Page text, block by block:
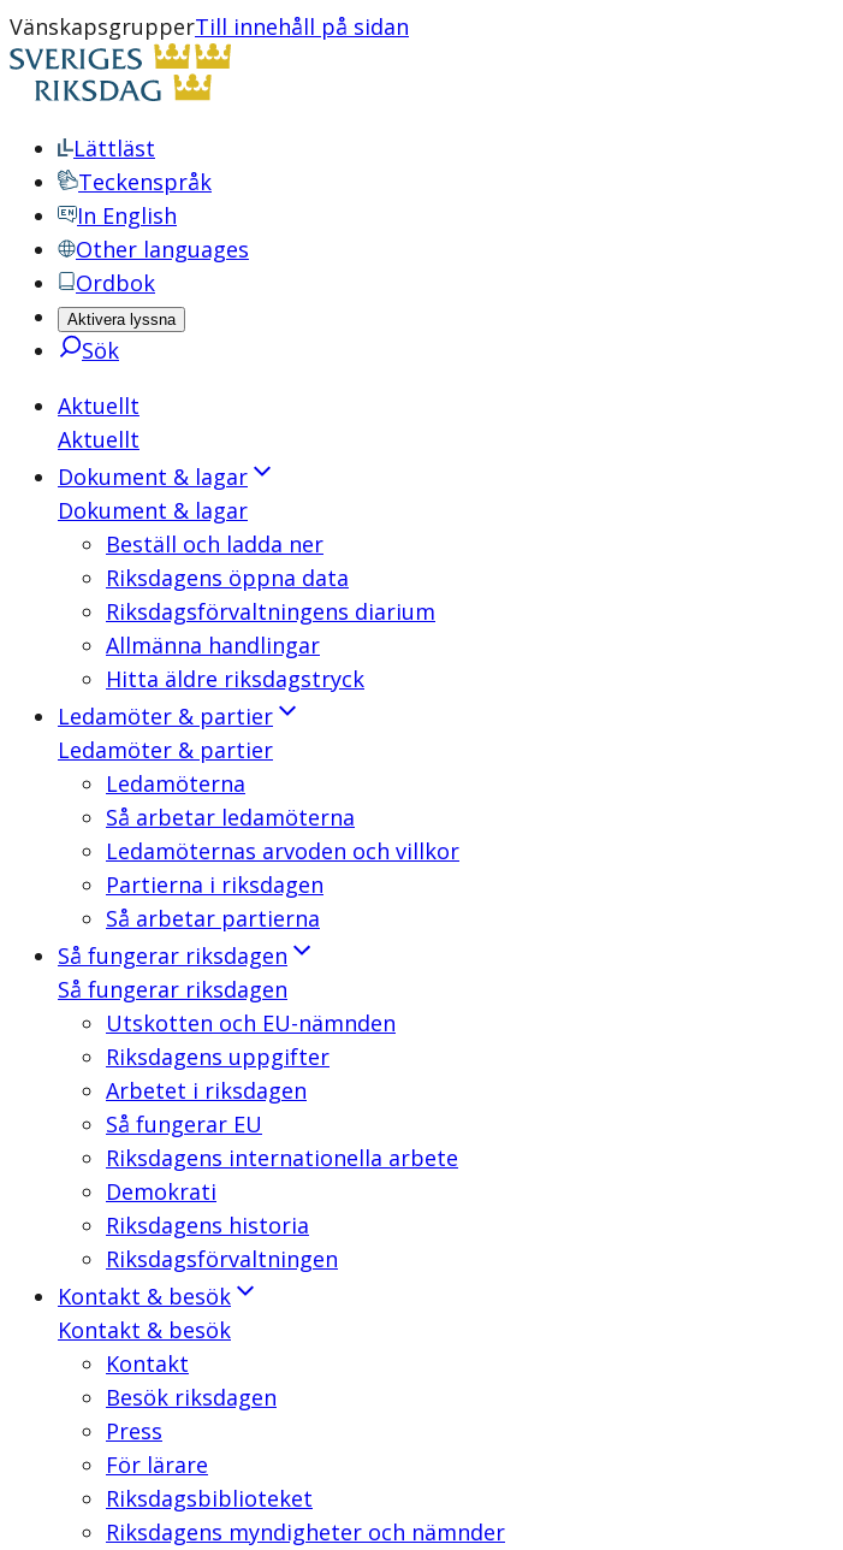
VänskapsgrupperTill innehåll på sidan
Lättläst
Teckenspråk
In English
Other languages
Ordbok
Aktivera lyssna
Sök
Aktuellt
Aktuellt
Dokument & lagar
Dokument & lagar
Beställ och ladda ner
Riksdagens öppna data
Riksdagsförvaltningens diarium
Allmänna handlingar
Hitta äldre riksdagstryck
Ledamöter & partier
Ledamöter & partier
Ledamöterna
Så arbetar ledamöterna
Ledamöternas arvoden och villkor
Partierna i riksdagen
Så arbetar partierna
Så fungerar riksdagen
Så fungerar riksdagen
Utskotten och EU-nämnden
Riksdagens uppgifter
Arbetet i riksdagen
Så fungerar EU
Riksdagens internationella arbete
Demokrati
Riksdagens historia
Riksdagsförvaltningen
Kontakt & besök
Kontakt & besök
Kontakt
Besök riksdagen
Press
För lärare
Riksdagsbiblioteket
Riksdagens myndigheter och nämnder